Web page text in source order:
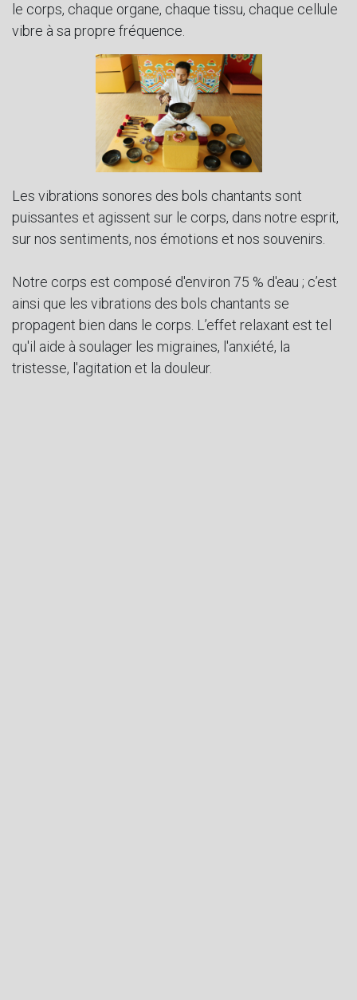
le corps, chaque organe, chaque tissu, chaque cellule
vibre à sa propre fréquence.
Les vibrations sonores des bols chantants sont
puissantes et agissent sur le corps, dans notre esprit,
sur nos sentiments, nos émotions et nos souvenirs.
Notre corps est composé d'environ 75 % d'eau ; c’est
ainsi que les vibrations des bols chantants se
propagent bien dans le corps. L’effet relaxant est tel
qu'il aide à soulager les migraines, l'anxiété, la
tristesse, l'agitation et la douleur.